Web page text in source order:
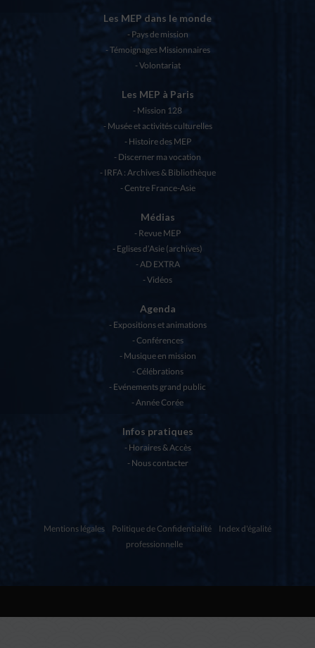
Les MEP dans le monde
Pays de mission
Témoignages Missionnaires
Volontariat
Les MEP à Paris
Mission 128
Musée et activités culturelles
Histoire des MEP
Discerner ma vocation
IRFA : Archives & Bibliothèque
Centre France-Asie
Médias
Revue MEP
Eglises d’Asie (archives)
AD EXTRA
Vidéos
Agenda
Expositions et animations
Conférences
Musique en mission
Célébrations
Evénements grand public
Année Corée
Infos pratiques
Horaires & Accès
Nous contacter
Mentions légales Politique de Confidentialité
Index d'égalité
professionnelle